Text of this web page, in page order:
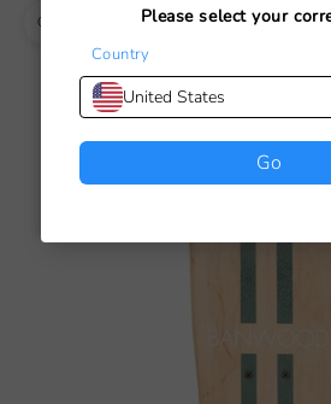
Please select your
Country
United States
Go